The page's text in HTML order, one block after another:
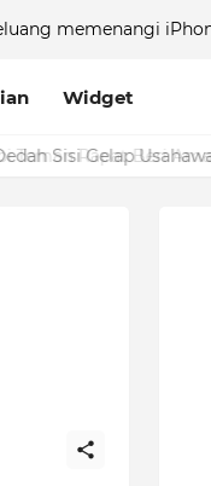
memenangi
Widget